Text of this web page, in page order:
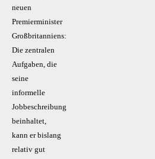
neuen
Premierminister
Großbritanniens:
Die zentralen
Aufgaben, die
seine
informelle
Jobbeschreibung
beinhaltet,
kann er bislang
relativ gut